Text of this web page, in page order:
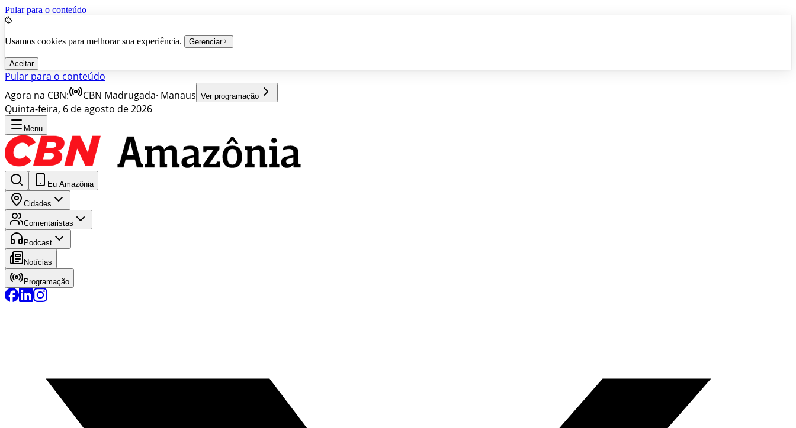
Pular para o conteúdo
Usamos cookies para melhorar sua experiência. Gerenciar
Aceitar
Pular para o conteúdo
Agora na CBN:
CBN Madrugada· Manaus Ver programação
Quinta-feira, 6 de agosto de 2026
Menu
Eu Amazônia
Cidades
Comentaristas
Podcast
Notícias
Programação